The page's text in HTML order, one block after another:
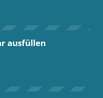
ausfüllen